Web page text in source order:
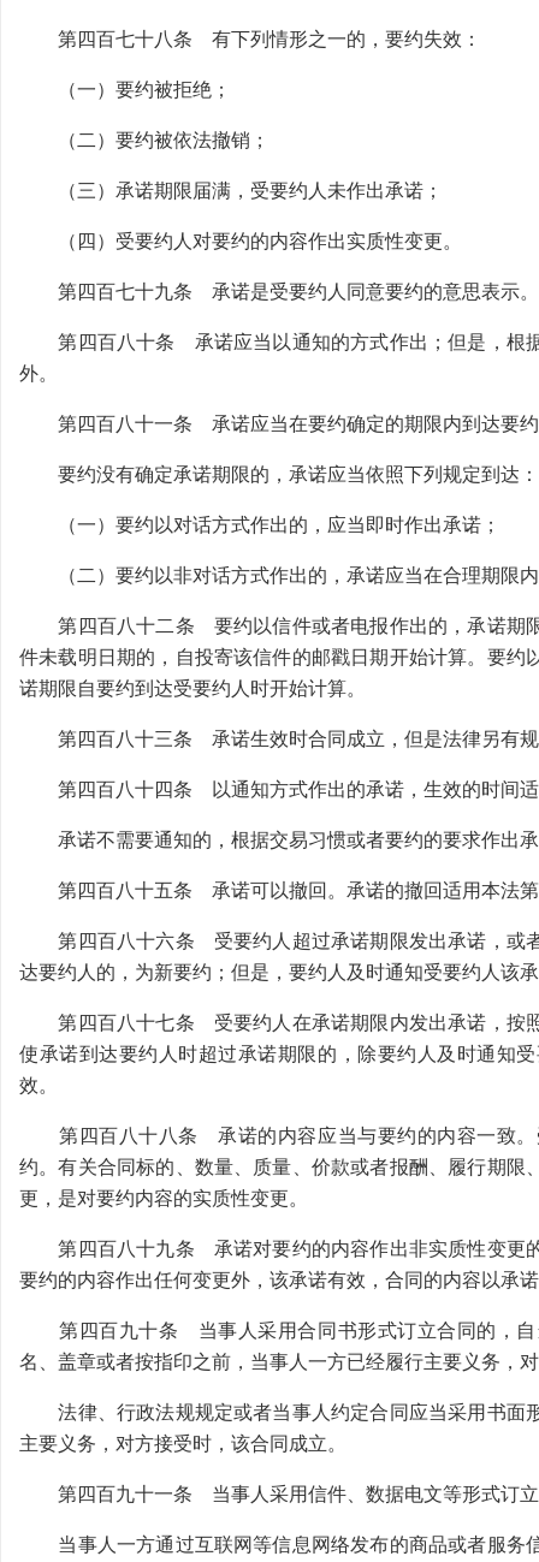
第四百七十八条 有下列情形之一的，要约失效：
（一）要约被拒绝；
（二）要约被依法撤销；
（三）承诺期限届满，受要约人未作出承诺；
（四）受要约人对要约的内容作出实质性变更。
第四百七十九条 承诺是受要约人同意要约的意思表示。
第四百八十条 承诺应当以通知的方式作出；但是，根据
外。
第四百八十一条 承诺应当在要约确定的期限内到达要
要约没有确定承诺期限的，承诺应当依照下列规定到达：
（一）要约以对话方式作出的，应当即时作出承诺；
（二）要约以非对话方式作出的，承诺应当在合理期限
第四百八十二条 要约以信件或者电报作出的，承诺期限
件未载明日期的，自投寄该信件的邮戳日期开始计算。要
诺期限自要约到达受要约人时开始计算。
第四百八十三条 承诺生效时合同成立，但是法律另有规
第四百八十四条 以通知方式作出的承诺，生效的时间适
承诺不需要通知的，根据交易习惯或者要约的要求作出
第四百八十五条 承诺可以撤回。承诺的撤回适用本法第
第四百八十六条 受要约人超过承诺期限发出承诺，或者
达要约人的，为新要约；但是，要约人及时通知受要约人该
第四百八十七条 受要约人在承诺期限内发出承诺，按照
使承诺到达要约人时超过承诺期限的，除要约人及时通知
效。
第四百八十八条 承诺的内容应当与要约的内容一致。
约。有关合同标的、数量、质量、价款或者报酬、履行期
更，是对要约内容的实质性变更。
第四百八十九条 承诺对要约的内容作出非实质性变更的
要约的内容作出任何变更外，该承诺有效，合同的内容以承
第四百九十条 当事人采用合同书形式订立合同的，自
名、盖章或者按指印之前，当事人一方已经履行主要义务，
法律、行政法规规定或者当事人约定合同应当采用书面
主要义务，对方接受时，该合同成立。
第四百九十一条 当事人采用信件、数据电文等形式订立
当事人一方通过互联网等信息网络发布的商品或者服务